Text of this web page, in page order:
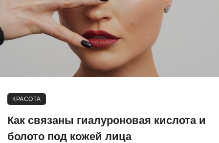
КРАСОТА
Как связаны гиалуроновая кислота и
болото под кожей лица